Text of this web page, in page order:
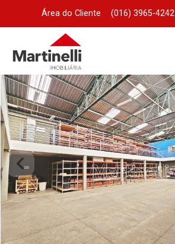
Área do Cliente (016) 3965-4242